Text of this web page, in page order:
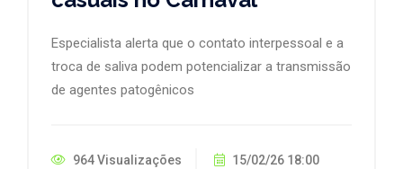
Especialista alerta que o contato interpessoal e a
troca de saliva podem potencializar a transmissão
de agentes patogênicos
964 Visualizações 15/02/26 18:00